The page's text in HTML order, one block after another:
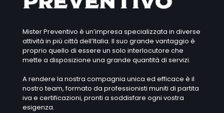
Mister Preventivo è un’impresa specializzata in diverse
attività in più città dell’Italia. Il suo grande vantaggio è
proprio quello di essere un solo interlocutore che
mette a disposizione una grande quantità di servizi.
A rendere la nostra compagnia unica ed efficace è il
nostro team, formato da professionisti muniti di partita
iva e certificazioni, pronti a soddisfare ogni vostra
esigenza.